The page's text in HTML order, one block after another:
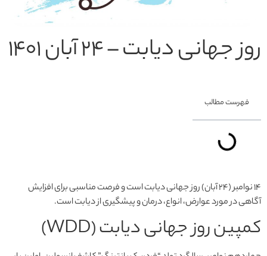
روز جهانی دیابت – 24 آبان 1401
فهرست مطالب
۱۴ نوامبر (۲۴ آبان) روز جهانی دیابت است و فرصت مناسبی برای افزایش
آگاهی در مورد عوارض، انواع، درمان و پیشگیری از دیابت است.
کمپین روز جهانی دیابت (WDD)